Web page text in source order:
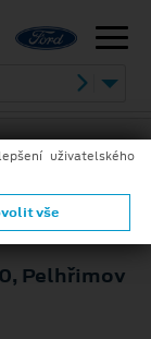
Pelhřimov
uživatelského
vše